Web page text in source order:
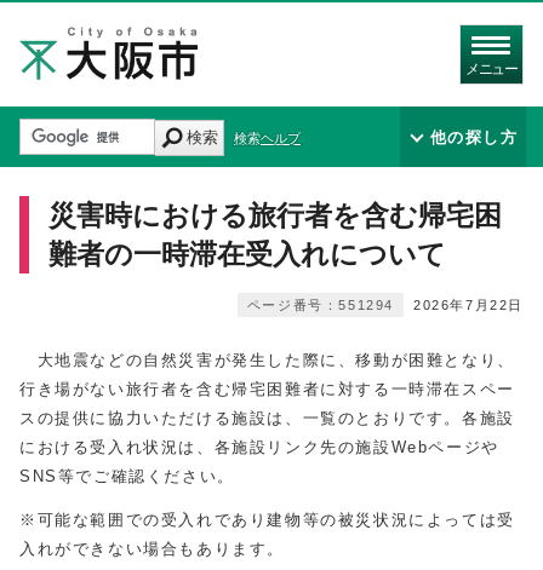
メニュー
検索 検索ヘルプ 他の探し方
災害時における旅行者を含む帰宅困
難者の一時滞在受入れについて
2026年7月22日
ページ番号：551294
大地震などの自然災害が発生した際に、移動が困難となり、
行き場がない旅行者を含む帰宅困難者に対する一時滞在スペー
スの提供に協力いただける施設は、一覧のとおりです。各施設
における受入れ状況は、各施設リンク先の施設Webページや
SNS等でご確認ください。
※可能な範囲での受入れであり建物等の被災状況によっては受
入れができない場合もあります。